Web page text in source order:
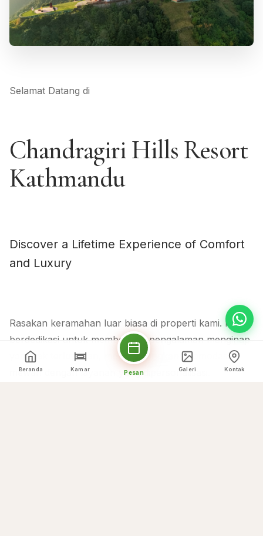
Selamat Datang di
Chandragiri Hills Resort
Kathmandu
Discover a Lifetime Experience of Comfort
and Luxury
Rasakan keramahan luar biasa di properti kami. Kami
berdedikasi untuk memberikan pengalaman menginap
yang tak terlupakan, menggabungkan akomodasi
mewah dengan layanan yang dipersonalisasi.
Beranda Kamar Pesan Galeri Kontak